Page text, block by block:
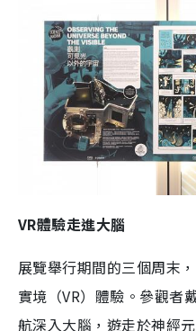
VR體驗走進大腦
展覽舉行期間的三個周末
實境（VR）體驗。參觀者
航深入大腦，遊走於神經